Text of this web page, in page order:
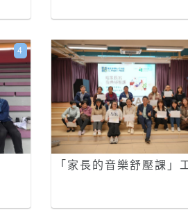
4
「家長的音樂舒壓課」